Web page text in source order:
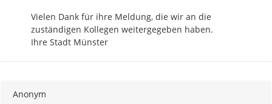
Vielen Dank für ihre Meldung, die wir an die
zuständigen Kollegen weitergegeben haben.
Ihre Stadt Münster
Anonym